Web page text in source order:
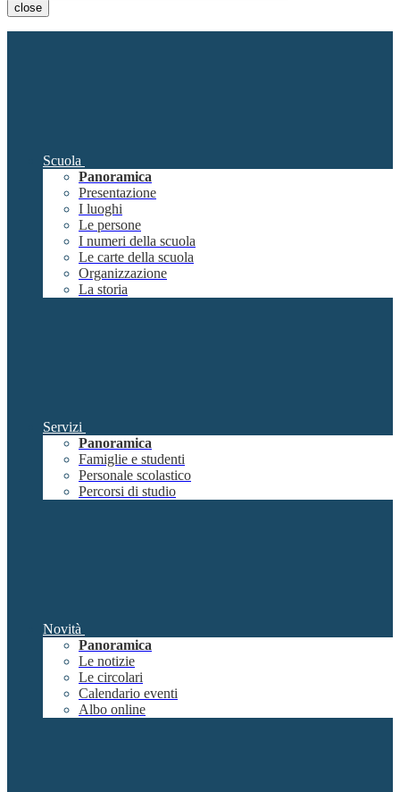
close
Scuola
Panoramica
Presentazione
I luoghi
Le persone
I numeri della scuola
Le carte della scuola
Organizzazione
La storia
Servizi
Panoramica
Famiglie e studenti
Personale scolastico
Percorsi di studio
Novità
Panoramica
Le notizie
Le circolari
Calendario eventi
Albo online